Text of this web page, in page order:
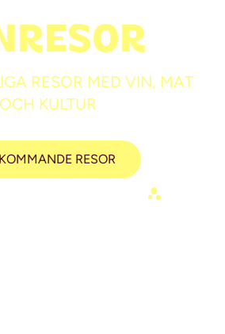
RESOR MED VIN, MAT
OCH KULTUR
RESOR